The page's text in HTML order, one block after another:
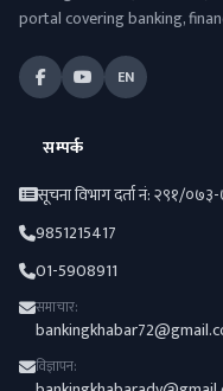
portal covering banking,
EN
सम्पर्क
सूचना विभाग दर्ता नं: २९१/
9851215417
01-5908911
समाचार:
विज्ञापन: